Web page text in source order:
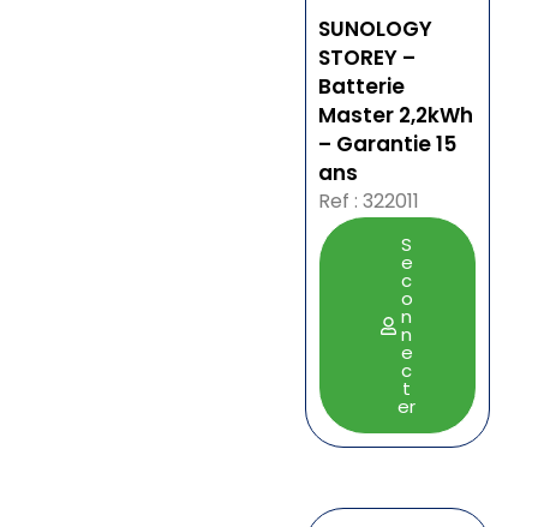
SUNOLOGY
STOREY –
Batterie
Master 2,2kWh
– Garantie 15
ans
Ref : 322011
S
e
c
o
n
n
e
c
t
er